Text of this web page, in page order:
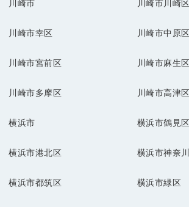
川崎市 川崎市川崎区
川崎市幸区 川崎市中原区
川崎市宮前区 川崎市麻生区
川崎市多摩区 川崎市高津区
横浜市 横浜市鶴見区
横浜市港北区 横浜市神奈
横浜市都筑区 横浜市緑区